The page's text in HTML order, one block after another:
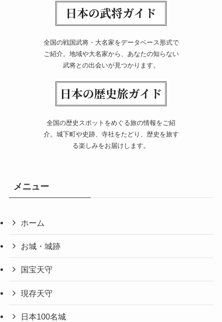
全国の戦国武将・大名家をデータベース形式で
ご紹介。地域や大名家から、あなたの知らない
武将との出会いが見つかります。
全国の歴史スポットをめぐる旅の情報をご紹
介。城下町や史跡、寺社をたどり、歴史を旅す
る楽しみをお届けします。
メニュー
ホーム
お城・城跡
国宝天守
現存天守
日本100名城